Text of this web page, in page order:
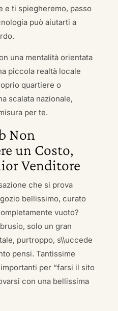
e ti spiegheremo, passo
può aiutarti a
una mentalità orientata
piccola realtà locale
quartiere o
scalata nazionale,
per te.
Non
un Costo,
Venditore
che si prova
bellissimo, curato
vuoto?
solo un gran
purtroppo, s\\uccede
pensi. Tantissime
per “farsi il sito
con una bellissima